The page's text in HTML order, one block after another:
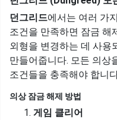
던그리드에서는 여러 가
조건을 만족하면 잠금 해
외형을 변경하는 데 사용
만들어줍니다. 모든 의상
조건들을 충족해야 합니
의상 잠금 해제 방법
게임 클리어